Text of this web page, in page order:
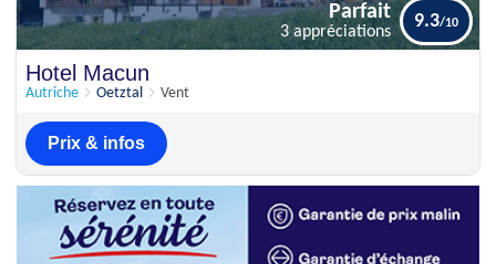
Hotel Macun
Autriche Oetztal Vent
Parfait
3 appréciations
9.3
Prix & infos